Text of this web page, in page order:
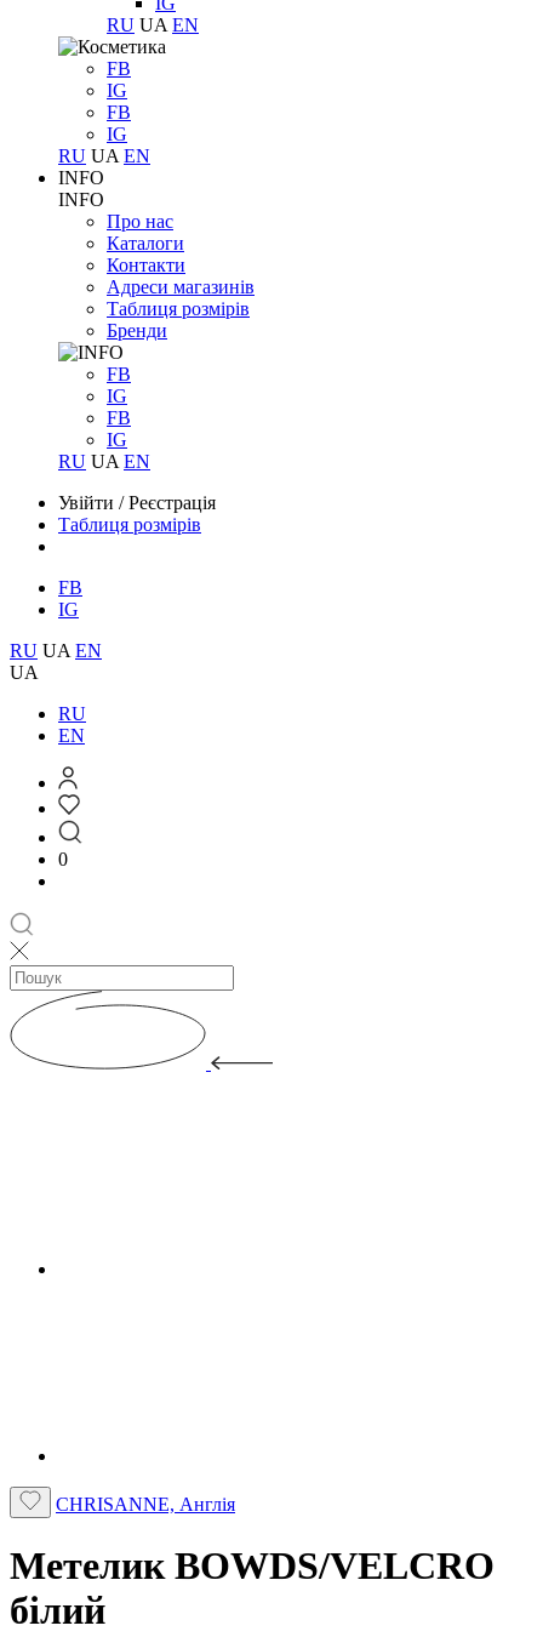
RU UA EN
FB
IG
FB
IG
RU UA EN
INFO
INFO
Про нас
Каталоги
Контакти
Адреси магазинів
Таблиця розмірів
Бренди
FB
IG
FB
IG
RU UA EN
Увійти /Реєстрація
Таблиця розмірів
FB
IG
RU UA EN
UA
RU
EN
0
CHRISANNE, Англія
Метелик BOWDS/VELCRO
білий